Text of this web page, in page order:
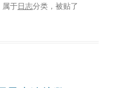
属于日志分类，被贴了